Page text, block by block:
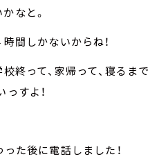
なと。
間しかないからね！
終って、家帰って、寝るまで
すよ！
った後に電話しました！